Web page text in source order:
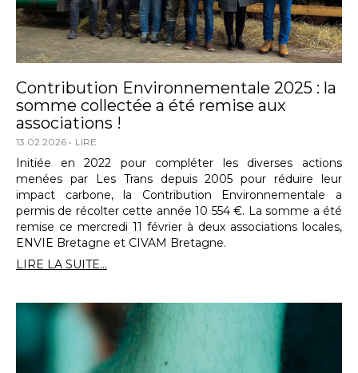
Contribution Environnementale 2025 : la
somme collectée a été remise aux
associations !
13.02.2026 LIRE
Initiée en 2022 pour compléter les diverses actions
menées par Les Trans depuis 2005 pour réduire leur
impact carbone, la Contribution Environnementale a
permis de récolter cette année 10 554 €. La somme a été
remise ce mercredi 11 février à deux associations locales,
ENVIE Bretagne et CIVAM Bretagne.
LIRE LA SUITE...